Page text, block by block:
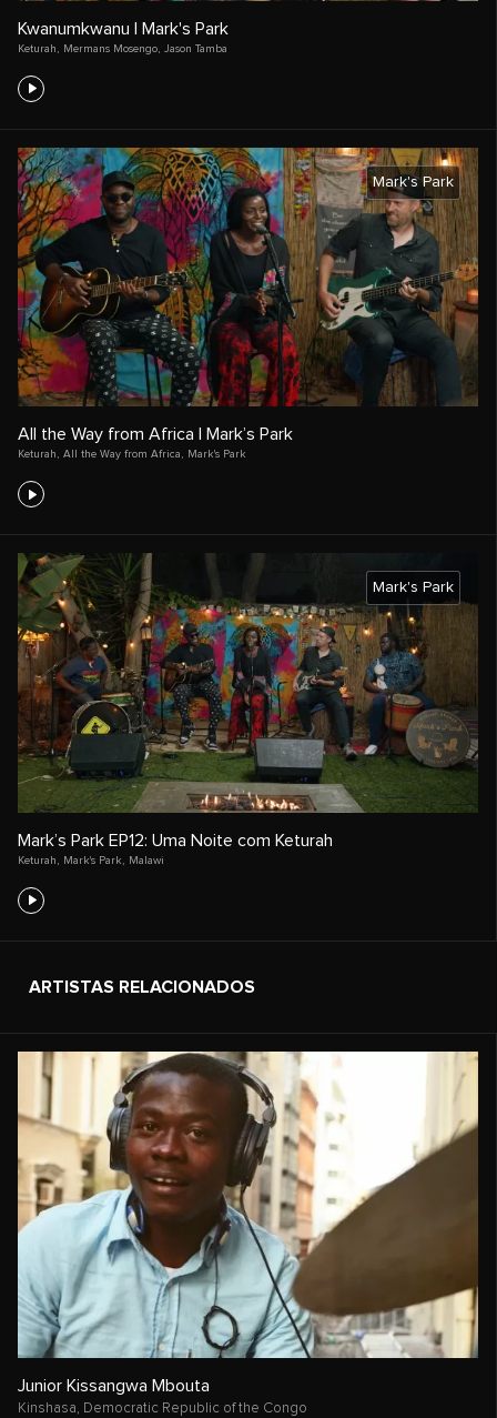
Kwanumkwanu | Mark's Park
Keturah Mermans Mosengo Jason Tamba
Mark's Park
All the Way from Africa | Mark’s Park
Keturah , All the Way from Africa , Mark's Park
Mark's Park
Mark’s Park EP12: Uma Noite com Keturah
Keturah Mark's Park Malawi
ARTISTAS RELACIONADOS
Junior Kissangwa Mbouta
Kinshasa, Democratic Republic of the Congo